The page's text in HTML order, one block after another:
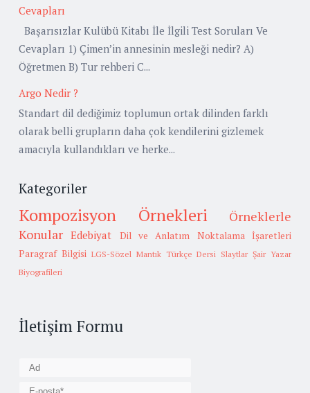
Cevapları
Başarısızlar Kulübü Kitabı İle İlgili Test Soruları Ve
Cevapları 1) Çimen’in annesinin mesleği nedir? A)
Öğretmen B) Tur rehberi C...
Argo Nedir ?
Standart dil dediğimiz toplumun ortak dilinden farklı
olarak belli grupların daha çok kendilerini gizlemek
amacıyla kullandıkları ve herke...
Kategoriler
Kompozisyon Örnekleri
Örneklerle
Konular Edebiyat Dil ve Anlatım
Noktalama İşaretleri
Paragraf Bilgisi LGS-Sözel Mantık Türkçe Dersi Slaytlar Şair Yazar
Biyografileri
İletişim Formu